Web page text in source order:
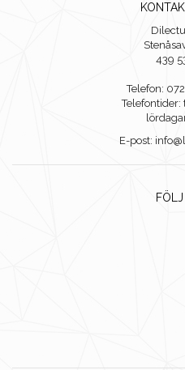
439
Telefon:
Telefontider:
E-post: